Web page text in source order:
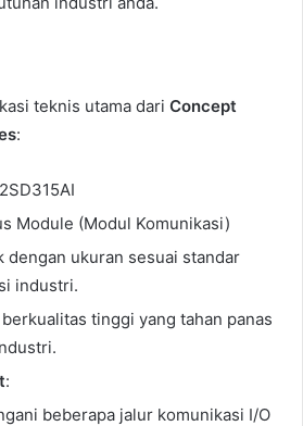
teknis utama dari Concept
:
Module (Modul Komunikasi)
dengan ukuran sesuai standar
industri.
tinggi yang tahan panas
:
beberapa jalur komunikasi I/O